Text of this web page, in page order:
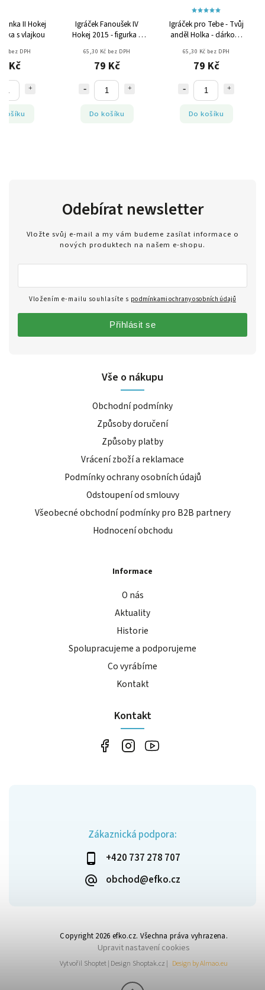
II Hokej
s vlajkou
bez DPH
Kč
košíku
Igráček Fanoušek IV
Hokej 2015 - figurka s
65,30 Kč bez DPH
79 Kč
Do košíku
Igráček pro Tebe - Tvůj
anděl Holka - dárková
65,30 Kč bez DPH
79 Kč
Do košíku
Zákaznická podpora:
+420 737 278 707
obchod@efko.cz
Vše o nákupu
Obchodní podmínky
Způsoby doručení
Způsoby platby
Vrácení zboží a reklamace
Podmínky ochrany osobních údajů
Odstoupení od smlouvy
Všeobecné obchodní podmínky pro B2B partnery
Hodnocení obchodu
Informace
O nás
Aktuality
Historie
Spolupracujeme a podporujeme
Co vyrábíme
Kontakt
Odebírat newsletter
Vložte svůj e-mail a my vám budeme zasílat informace o
nových produktech na našem e-shopu.
Vložením e-mailu souhlasíte s podmínkami ochrany osobních údajů
Přihlásit se
Kontakt
Copyright 2026 efko.cz. Všechna práva vyhrazena.
Upravit nastavení cookies
Vytvořil Shoptet| Design Shoptak.cz | Design by Almao.eu